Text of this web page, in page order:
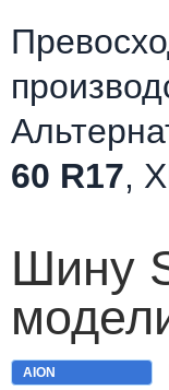
60 R17,
Шину
AION